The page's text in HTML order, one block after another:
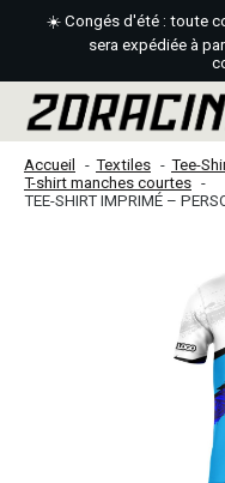
☀️ Congés d'été : toute
sera expédiée à
Accueil Textiles Tee-
T-shirt manches courtes
TEE-SHIRT IMPRIMÉ –